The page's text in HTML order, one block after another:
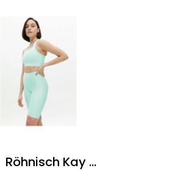
Röhnisch Kay Bike Tights